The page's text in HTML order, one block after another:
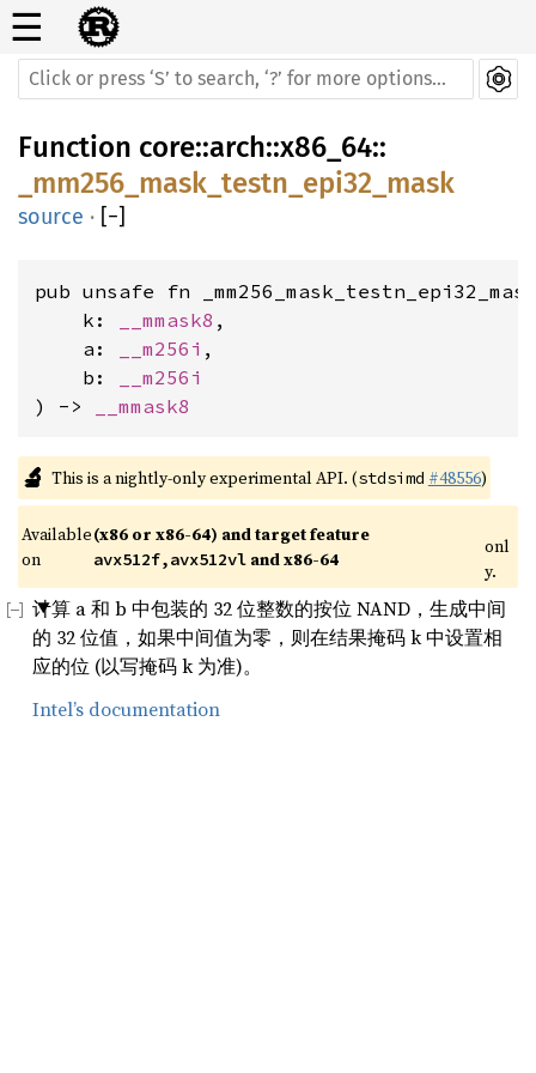
☰
Function core::arch::x86_64::
_mm256_mask_testn_epi32_mask
source · [−]
pub unsafe fn
    k:
__mmask8 ,
    a:
__m256i ,
    b:
__m256i
) ->
__mmask8
🔬 This is a nightly-only experimental API. (stdsimd #48556)
Available
on
avx512f,avx512vl and x86-64
onl
y.
计算 a 和 b 中包装的 32 位整数的按位 NAND，生成中间
的 32 位值，如果中间值为零，则在结果掩码 k 中设置相
应的位 (以写掩码 k 为准)。
Intel’s documentation